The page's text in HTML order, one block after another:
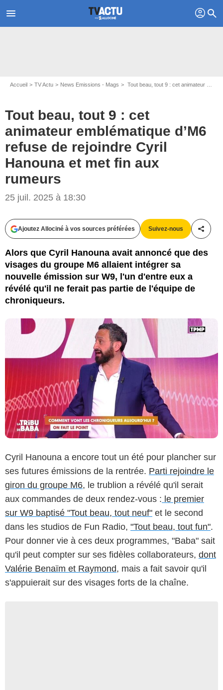
menu profil search
Accueil TV Actu News Emissions - Mags Tout beau, tout 9 : cet animateur emblématique d’M6 refuse de rejoindre Cyril Hanouna et met fin aux rumeurs
Tout beau, tout 9 : cet
animateur emblématique d’M6
refuse de rejoindre Cyril
Hanouna et met fin aux
rumeurs
25 juil. 2025 à 18:30
Ajoutez Allociné à vos sources préférées Suivez-nous
Alors que Cyril Hanouna avait annoncé que des
visages du groupe M6 allaient intégrer sa
nouvelle émission sur W9, l'un d'entre eux a
révélé qu'il ne ferait pas partie de l'équipe de
chroniqueurs.
Cyril Hanouna a encore tout un été pour plancher sur
ses futures émissions de la rentrée. Parti rejoindre le
giron du groupe M6, le trublion a révélé qu'il serait
aux commandes de deux rendez-vous : le premier
sur W9 baptisé "Tout beau, tout neuf" et le second
dans les studios de Fun Radio, "Tout beau, tout fun".
Pour donner vie à ces deux programmes, "Baba" sait
qu'il peut compter sur ses fidèles collaborateurs, dont
Valérie Benaïm et Raymond, mais a fait savoir qu'il
s'appuierait sur des visages forts de la chaîne.